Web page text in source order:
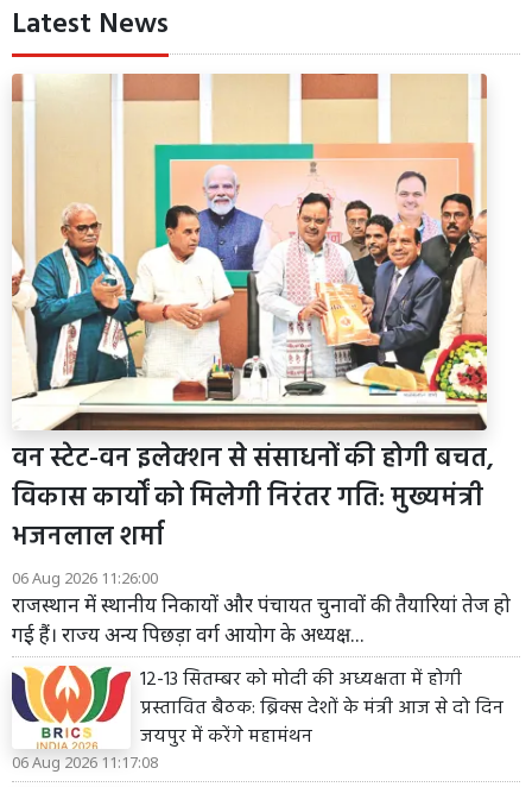
Latest News
वन स्टेट-वन इलेक्शन से संसाधनों की होगी बचत,
विकास कार्यों को मिलेगी निरंतर गति: मुख्यमंत्री
भजनलाल शर्मा
06 Aug 2026 11:26:00
राजस्थान में स्थानीय निकायों और पंचायत चुनावों की तैयारियां तेज हो
गई हैं। राज्य अन्य पिछड़ा वर्ग आयोग के अध्यक्ष...
12-13 सितम्बर को मोदी की अध्यक्षता में होगी
प्रस्तावित बैठक: ब्रिक्स देशों के मंत्री आज से दो दिन
जयपुर में करेंगे महामंथन
06 Aug 2026 11:17:08